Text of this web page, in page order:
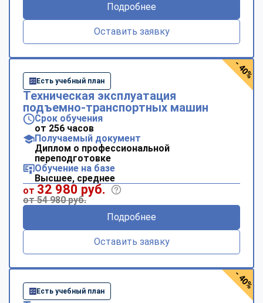
Подробнее
Оставить заявку
Есть учебный план
Техническая эксплуатация
подъемно-транспортных машин
Срок обучения
от 256 часов
Получаемый документ
Диплом о профессиональной
переподготовке
Обучение на базе
Высшее, среднее
от 32 980 руб.
от 54 980 руб.
Подробнее
Оставить заявку
- 40%
Есть учебный план
- 40%